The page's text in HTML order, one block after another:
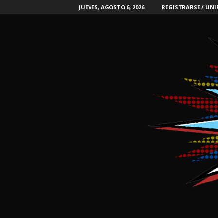
JUEVES, AGOSTO 6, 2026 REGISTRARSE /